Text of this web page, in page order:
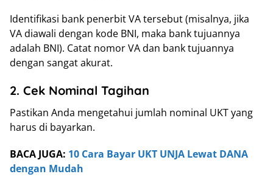
Identifikasi bank penerbit VA tersebut (misalnya, jika
VA diawali dengan kode BNI, maka bank tujuannya
adalah BNI). Catat nomor VA dan bank tujuannya
dengan sangat akurat.
2. Cek Nominal Tagihan
Pastikan Anda mengetahui jumlah nominal UKT yang
harus di bayarkan.
BACA JUGA: 10 Cara Bayar UKT UNJA Lewat DANA
dengan Mudah